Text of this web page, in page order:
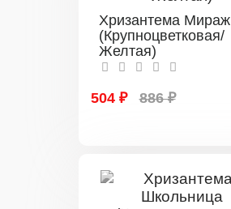
Хризантема Мираж
(Крупноцветковая/
Желтая)
504 ₽ 886 ₽